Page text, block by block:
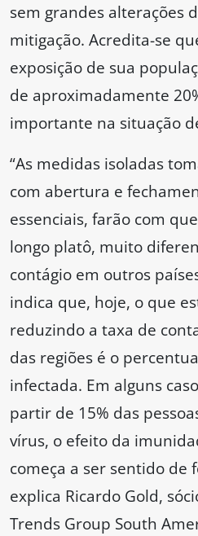
sem grandes alterações
mitigação. Acredita-se
exposição de sua
de aproximadamente
importante na situação
“As medidas isoladas
com abertura e
essenciais, farão com
longo platô, muito
contágio em outros
indica que, hoje, o que
reduzindo a taxa de
das regiões é o
infectada. Em alguns
partir de 15% das
vírus, o efeito da
começa a ser sentido de
explica Ricardo Gold,
Trends Group South